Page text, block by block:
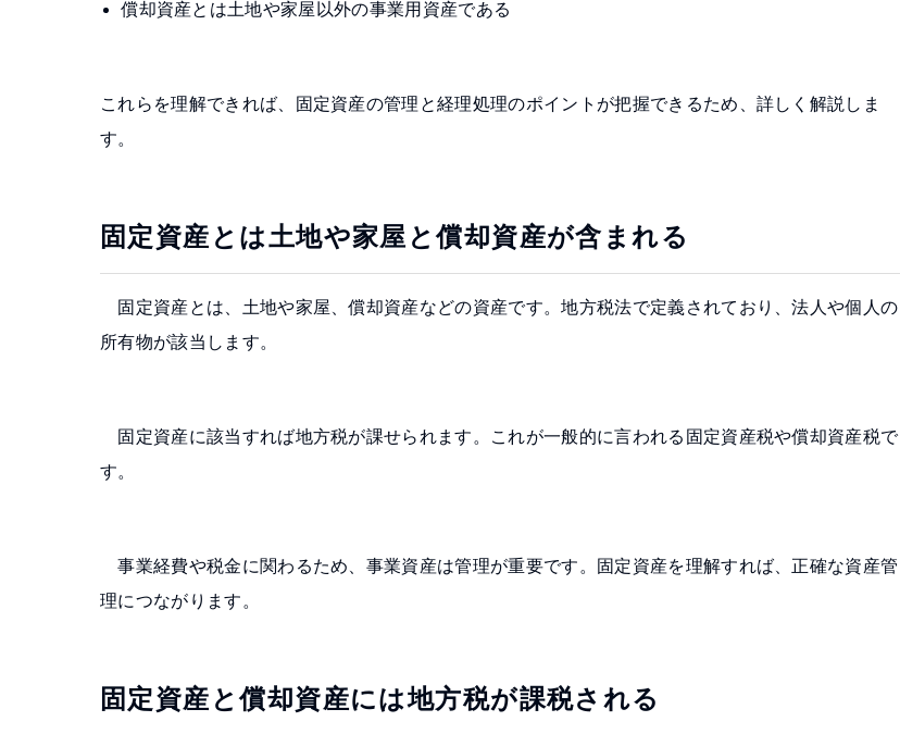
償却資産とは土地や家屋以外の事業用資産である
これらを理解できれば、固定資産の管理と経理処理のポイントが把握できるため、詳しく解説しま
す。
固定資産とは土地や家屋と償却資産が含まれる
固定資産とは、土地や家屋、償却資産などの資産です。地方税法で定義されており、法人や個人の
所有物が該当します。
固定資産に該当すれば地方税が課せられます。これが一般的に言われる固定資産税や償却資産税で
す。
事業経費や税金に関わるため、事業資産は管理が重要です。固定資産を理解すれば、正確な資産管
理につながります。
固定資産と償却資産には地方税が課税される